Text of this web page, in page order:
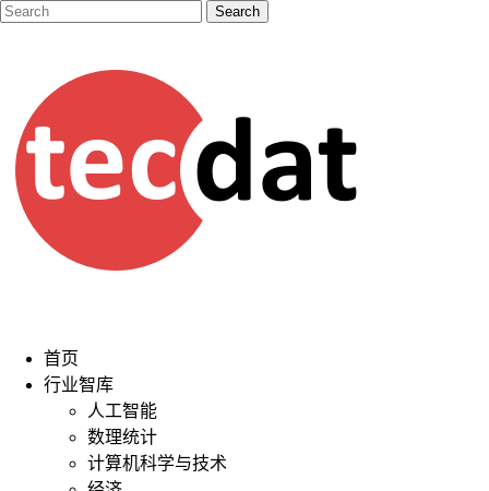
首页
行业智库
人工智能
数理统计
计算机科学与技术